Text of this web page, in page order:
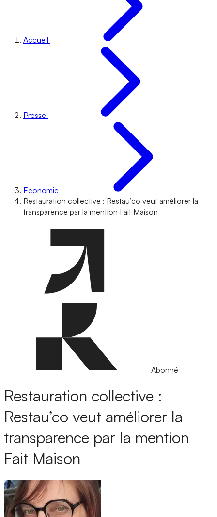
Accueil
Presse
Economie
Restauration collective : Restau’co veut améliorer la
transparence par la mention Fait Maison
Abonné
Restauration collective :
Restau’co veut améliorer la
transparence par la mention
Fait Maison